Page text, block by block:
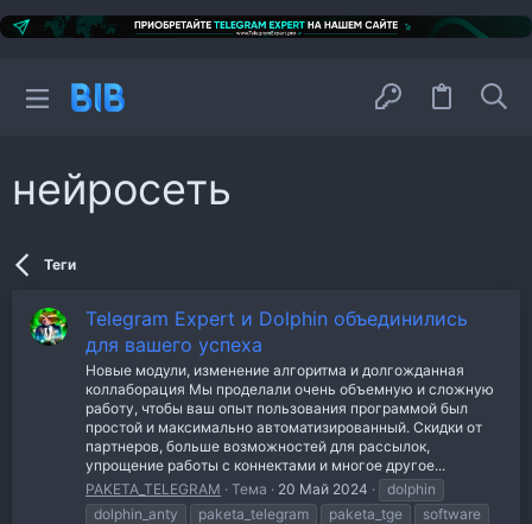
нейросеть
Теги
Telegram Expert и Dolphin объединились
для вашего успеха
Новые модули, изменение алгоритма и долгожданная
коллаборация Мы проделали очень объемную и сложную
работу, чтобы ваш опыт пользования программой был
простой и максимально автоматизированный. Скидки от
партнеров, больше возможностей для рассылок,
упрощение работы с коннектами и многое другое...
PAKETA_TELEGRAM
Тема 20 Май 2024
dolphin
dolphin_anty
paketa_telegram paketa_tge
software